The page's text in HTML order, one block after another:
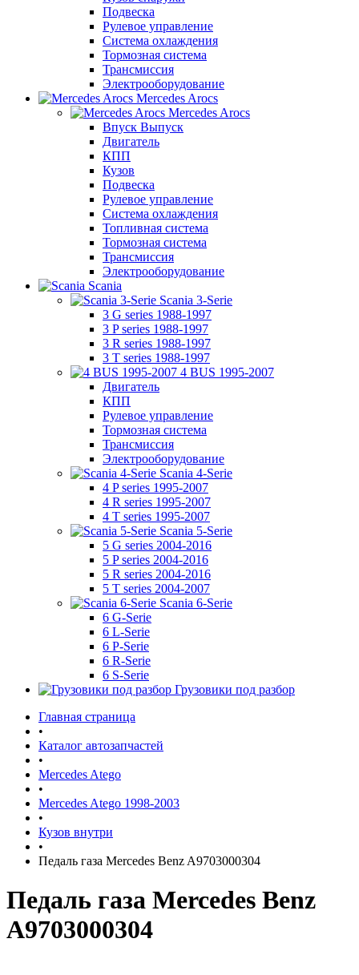
Подвеска
Рулевое управление
Система охлаждения
Тормозная система
Трансмиссия
Электрооборудование
Mercedes Arocs
Mercedes Arocs
Впуск Выпуск
Двигатель
КПП
Кузов
Подвеска
Рулевое управление
Система охлаждения
Топливная система
Тормозная система
Трансмиссия
Электрооборудование
Scania
Scania 3-Serie
3 G series 1988-1997
3 P series 1988-1997
3 R series 1988-1997
3 T series 1988-1997
4 BUS 1995-2007
Двигатель
КПП
Рулевое управление
Тормозная система
Трансмиссия
Электрооборудование
Scania 4-Serie
4 P series 1995-2007
4 R series 1995-2007
4 T series 1995-2007
Scania 5-Serie
5 G series 2004-2016
5 P series 2004-2016
5 R series 2004-2016
5 T series 2004-2007
Scania 6-Serie
6 G-Serie
6 L-Serie
6 P-Serie
6 R-Serie
6 S-Serie
Грузовики под разбор
Главная страница
•
Каталог автозапчастей
•
Mercedes Atego
•
Mercedes Atego 1998-2003
•
Кузов внутри
•
Педаль газа Mercedes Benz A9703000304
Педаль газа Mercedes Benz
A9703000304